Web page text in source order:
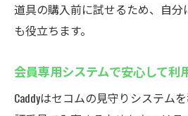
道具の購入前に試せるため、自
も役立ちます。
会員専用システムで安心して利
Caddyはセコムの見守りシステム